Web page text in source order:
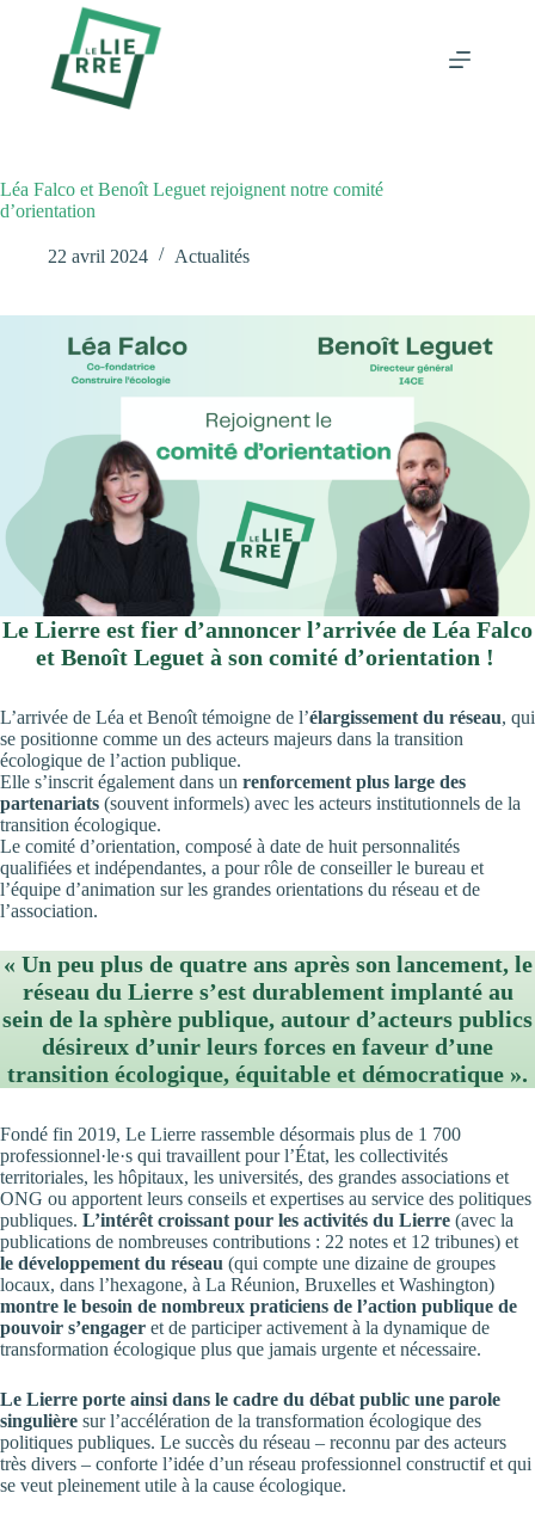
Léa Falco et Benoît Leguet rejoignent notre comité
d’orientation
22 avril 2024 Actualités
Le Lierre est fier d’annoncer l’arrivée de Léa Falco
et Benoît Leguet à son comité d’orientation !
L’arrivée de Léa et Benoît témoigne de l’élargissement du réseau, qui
se positionne comme un des acteurs majeurs dans la transition
écologique de l’action publique.
Elle s’inscrit également dans un renforcement plus large des
partenariats (souvent informels) avec les acteurs institutionnels de la
transition écologique.
Le comité d’orientation, composé à date de huit personnalités
qualifiées et indépendantes, a pour rôle de conseiller le bureau et
l’équipe d’animation sur les grandes orientations du réseau et de
l’association.
« Un peu plus de quatre ans après son lancement, le
réseau du Lierre s’est durablement implanté au
sein de la sphère publique, autour d’acteurs publics
désireux d’unir leurs forces en faveur d’une
transition écologique, équitable et démocratique ».
Fondé fin 2019, Le Lierre rassemble désormais plus de 1 700
professionnel·le·s qui travaillent pour l’État, les collectivités
territoriales, les hôpitaux, les universités, des grandes associations et
ONG ou apportent leurs conseils et expertises au service des politiques
publiques. L’intérêt croissant pour les activités du Lierre (avec la
publications de nombreuses contributions : 22 notes et 12 tribunes) et
le développement du réseau (qui compte une dizaine de groupes
locaux, dans l’hexagone, à La Réunion, Bruxelles et Washington)
montre le besoin de nombreux praticiens de l’action publique de
pouvoir s’engager et de participer activement à la dynamique de
transformation écologique plus que jamais urgente et nécessaire.
Le Lierre porte ainsi dans le cadre du débat public une parole
singulière sur l’accélération de la transformation écologique des
politiques publiques. Le succès du réseau – reconnu par des acteurs
très divers – conforte l’idée d’un réseau professionnel constructif et qui
se veut pleinement utile à la cause écologique.